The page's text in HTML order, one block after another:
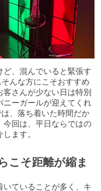
ど、混んでいると緊張す
んな方にこそおすすめ
さんが少ない日は特別
ニーガールが迎えてくれ
、落ち着いた時間だか
今回は、平日ならではの
ます。
こそ距離が縮ま
ていることが多く、キ